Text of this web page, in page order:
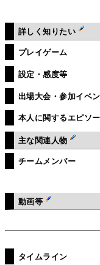
詳しく知りたい
プレイゲーム
設定・感度等
出場大会・参加イベ
本人に関するエピソ
主な関連人物
チームメンバー
動画等
タイムライン